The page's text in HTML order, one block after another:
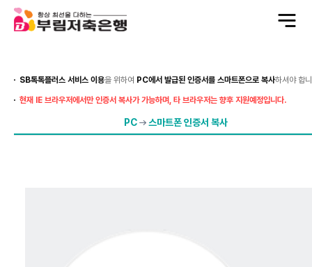
전
체
SB톡톡플러스 서비스 이용을 위하여 PC에서 발급된 인증서를 스마트폰으로 복사하셔야 합
현재 IE 브라우저에서만 인증서 복사가 가능하며, 타 브라우저는 향후 지원예정입니다.
PC 스마트폰 인증서 복사